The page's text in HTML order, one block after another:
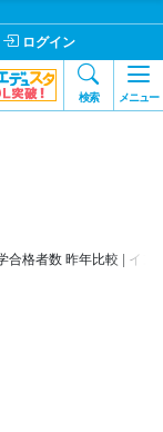
ログイン
検索 メニュー
合格者数 昨年比較 | イン